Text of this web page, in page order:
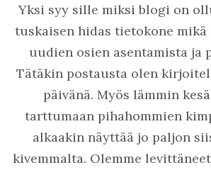
Yksi syy sille miksi blogi on
tuskaisen hidas tietokone mikä
uudien osien asentamista ja
Tätäkin postausta olen
päivänä. Myös lämmin
tarttumaan pihahommien
alkaakin näyttää jo paljon
kivemmalta. Olemme